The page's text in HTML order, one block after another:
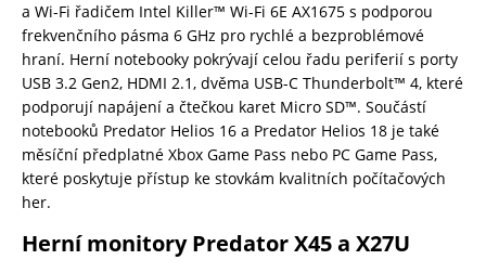
a Wi-Fi řadičem Intel Killer™ Wi-Fi 6E AX1675 s podporou
frekvenčního pásma 6 GHz pro rychlé a bezproblémové
hraní. Herní notebooky pokrývají celou řadu periferií s porty
USB 3.2 Gen2, HDMI 2.1, dvěma USB-C Thunderbolt™ 4, které
podporují napájení a čtečkou karet Micro SD™. Součástí
notebooků Predator Helios 16 a Predator Helios 18 je také
měsíční předplatné Xbox Game Pass nebo PC Game Pass,
které poskytuje přístup ke stovkám kvalitních počítačových
her.
Herní monitory Predator X45 a X27U